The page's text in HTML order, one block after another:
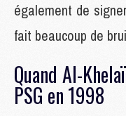
également de
fait beaucoup de
Quand Al-
PSG en 1998